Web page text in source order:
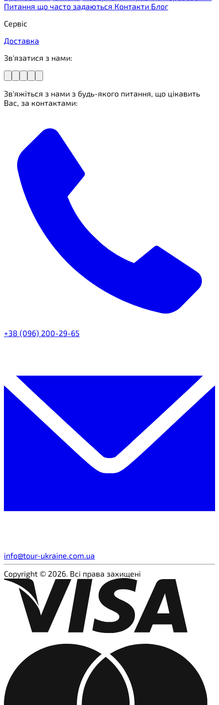
Питання що часто задаються Контакти Блог
Сервіс
Доставка
Зв'язатися з нами:
Зв'яжіться з нами з будь-якого питання, що цікавить
Вас, за контактами:
+38 (096) 200-29-65
info@tour-ukraine.com.ua
Copyright © 2026. Всі права захищені